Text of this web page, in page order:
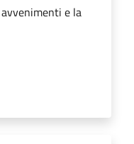
e la